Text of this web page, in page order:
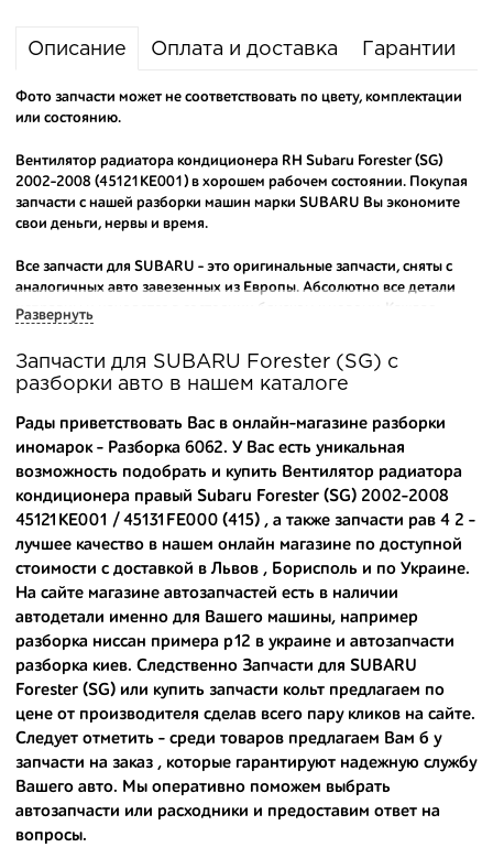
Описание Оплата и доставка Гарантии
Фото запчасти может не соответствовать по цвету, комплектации
или состоянию.
Вентилятор радиатора кондиционера RH Subaru Forester (SG)
2002-2008 (45121KE001) в хорошем рабочем состоянии. Покупая
запчасти с нашей разборки машин марки SUBARU Вы экономите
свои деньги, нервы и время.
Все запчасти для SUBARU - это оригинальные запчасти, сняты с
аналогичных авто завезенных из Европы. Абсолютно все детали
исправны и находятся в состоянии близком к новому. Каждая
производителя.
Вашему вниманию предлагаем широкий ассортимент
автозапчастей для
SUBARU Forester (SG) 2002-2008
и других
популярных марок. Мы продаем оригинальные и
высококачественные запчасти, отказываясь от контрафактных
аналогов.
Многие наши оптовые клиенты рекомендуют именно нашу
разборку как надежного и проверенного продавца. Если вам
требуется приобрести оптовую партию деталей для японских
автомобилей, то консультанты нашего интернет-магазина
подберут вам товар и укомплектуют партию. Также мы поможем с
правильным выбором по каталогу автозапчастей.
Купить комплектующие для авто с разборки – хорошее решение.
Ведь наши запчасти:
- доступные по цене;
- сняты только с автомобилей, которые ездили по превосходным
европейским и японским дорогам;
- имеют большой запас прочности и невыробатанный ресурс, и
Развернуть
Запчасти для SUBARU Forester (SG) с
разборки авто в нашем каталоге
Рады приветствовать Вас в онлайн-магазине разборки
иномарок - Разборка 6062. У Вас есть уникальная
возможность подобрать и купить Вентилятор радиатора
кондиционера правый Subaru Forester (SG) 2002-2008
45121KE001 / 45131FE000 (415) , а также запчасти рав 4 2 -
лучшее качество в нашем онлайн магазине по доступной
стоимости с доставкой в Львов , Борисполь и по Украине.
На сайте магазине автозапчастей есть в наличии
автодетали именно для Вашего машины, например
разборка ниссан примера р12 в украине и автозапчасти
разборка киев. Следственно Запчасти для SUBARU
Forester (SG) или купить запчасти кольт предлагаем по
цене от производителя сделав всего пару кликов на сайте.
Следует отметить - среди товаров предлагаем Вам б у
запчасти на заказ , которые гарантируют надежную службу
Вашего авто. Мы оперативно поможем выбрать
автозапчасти или расходники и предоставим ответ на
вопросы.